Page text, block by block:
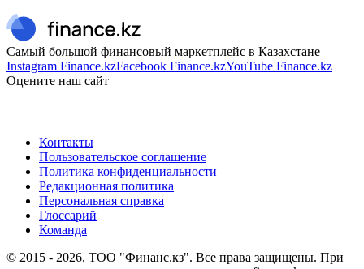
Самый большой финансовый маркетплейс в Казахстане
Instagram Finance.kzFacebook Finance.kzYouTube Finance.kz
Оцените наш сайт
Контакты
Пользовательское соглашение
Политика конфиденциальности
Редакционная политика
Персональная справка
Глоссарий
Команда
© 2015 - 2026, ТОО "Финанс.кз". Все права защищены. При